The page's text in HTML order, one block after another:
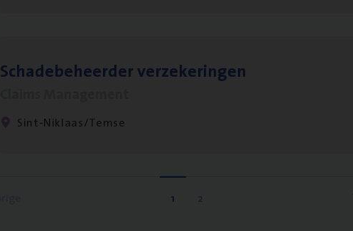
Scha­de­be­heer­der verzekeringen
Sint-Niklaas/Temse
1 2